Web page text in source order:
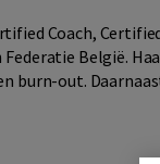
Coach,
België.
out.